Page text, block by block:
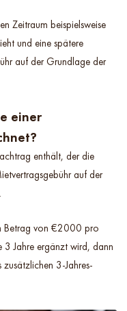
Zeitraum beispielsweise
und eine spätere
auf der Grundlage der
einer
enthält, der die
auf der
Betrag von €2000 pro
3 Jahre ergänzt wird, dann
3-Jahres-